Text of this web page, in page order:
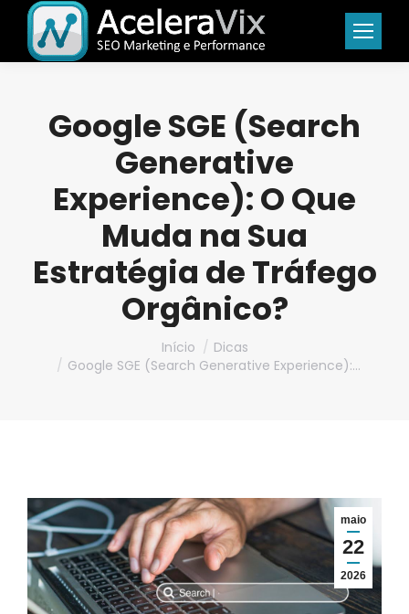
Google SGE (Search
Generative
Experience): O Que
Muda na Sua
Estratégia de Tráfego
Orgânico?
Início
Dicas
Google SGE (Search Generative Experience):…
maio
22
2026